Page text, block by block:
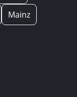
Mainz